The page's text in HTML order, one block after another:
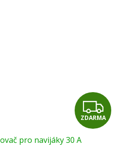
Z
D
ZDARMA
pro navijáky 30 A